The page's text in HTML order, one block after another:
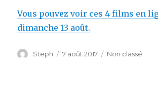
Vous pouvez voir ces 4 films en
dimanche 13 août.
Auteur
Steph
Publié
7 août 2017 Catégories
Non classé